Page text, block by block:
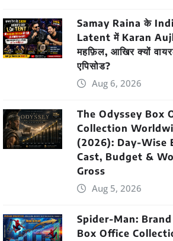
Samay Raina के
Latent में Karan
महफ़िल, आखिर क्यों
एपिसोड?
Aug 6, 2026
The Odyssey Box
Collection
(2026): Day-Wise
Cast, Budget &
Gross
Aug 5, 2026
Spider-Man:
Box Office